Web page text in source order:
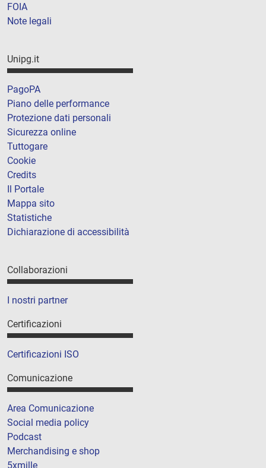
FOIA
Note legali
Unipg.it
PagoPA
Piano delle performance
Protezione dati personali
Sicurezza online
Tuttogare
Cookie
Credits
Il Portale
Mappa sito
Statistiche
Dichiarazione di accessibilità
Collaborazioni
I nostri partner
Certificazioni
Certificazioni ISO
Comunicazione
Area Comunicazione
Social media policy
Podcast
Merchandising e shop
5xmille